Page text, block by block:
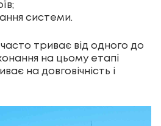
системи.
триває від одного до
на цьому етапі
на довговічність і